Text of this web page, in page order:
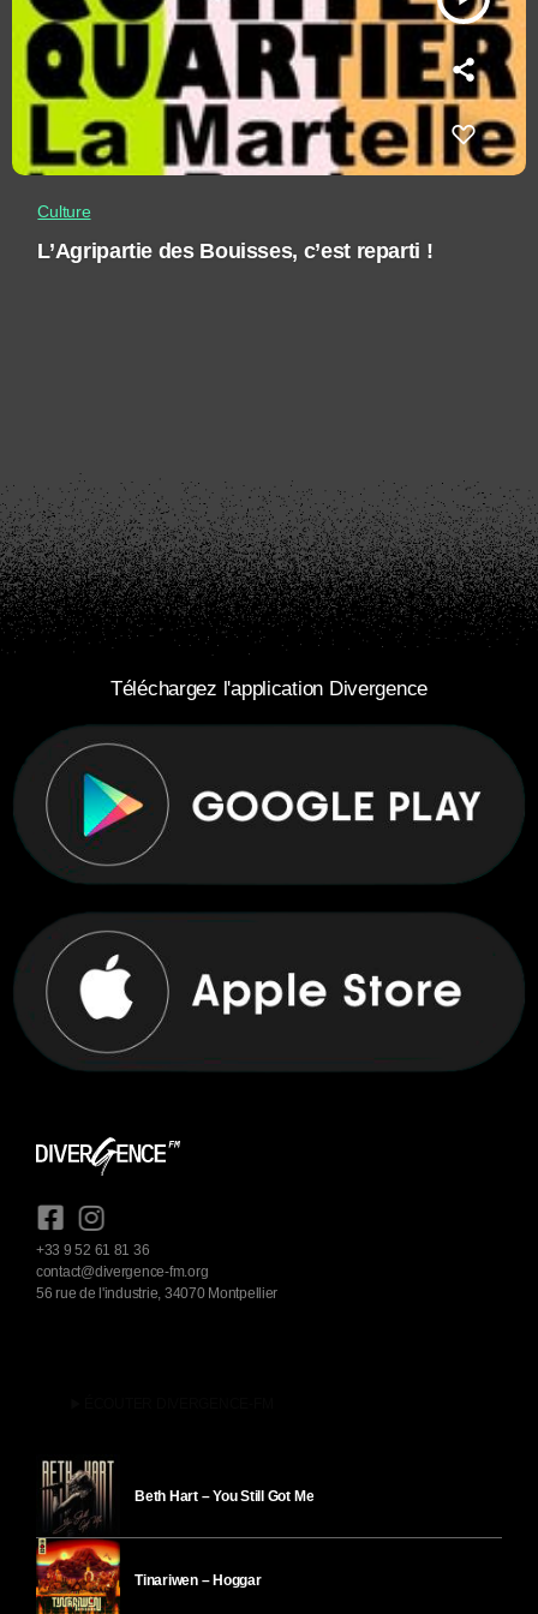
Culture
L’Agripartie des Bouisses, c’est reparti !
Téléchargez l'application Divergence
+33 9 52 61 81 36
contact@divergence-fm.org
56 rue de l'industrie, 34070 Montpellier
Beth Hart – You Still Got Me
Tinariwen – Hoggar